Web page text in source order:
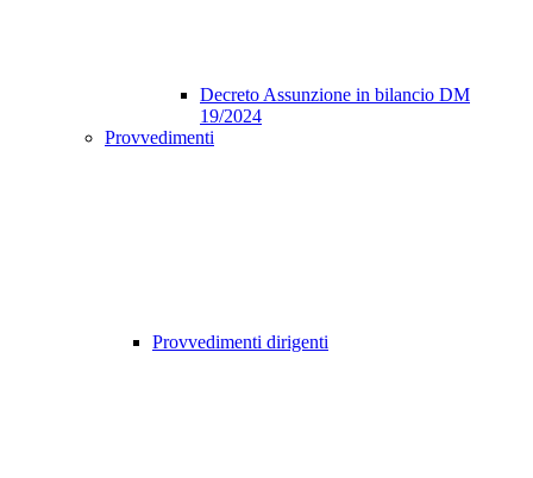
Decreto Assunzione in bilancio DM
19/2024
Provvedimenti
Provvedimenti dirigenti